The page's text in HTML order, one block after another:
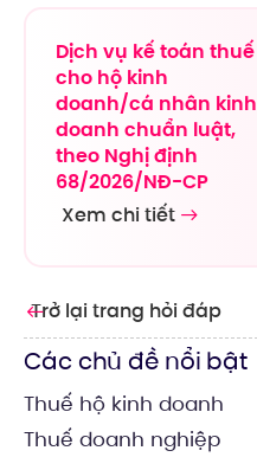
Trở lại trang hỏi đáp
Các chủ đề nổi bật
Thuế hộ kinh doanh
Thuế doanh nghiệp
Dịch vụ kế toán thuế
cho hộ kinh
doanh/cá nhân kinh
doanh chuẩn luật,
theo Nghị định
68/2026/NĐ-CP
Xem chi tiết